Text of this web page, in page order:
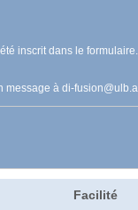
inscrit dans le formulaire.
message à di-
Facilité